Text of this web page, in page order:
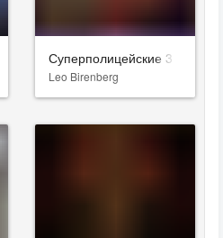
Девятый джедай
Суперполицейские 3
Leo Birenberg